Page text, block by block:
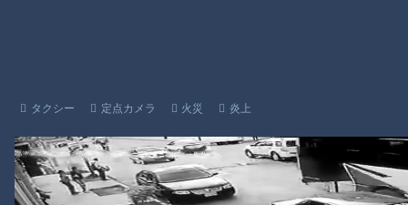
タクシー 定点カメラ 火災 炎上